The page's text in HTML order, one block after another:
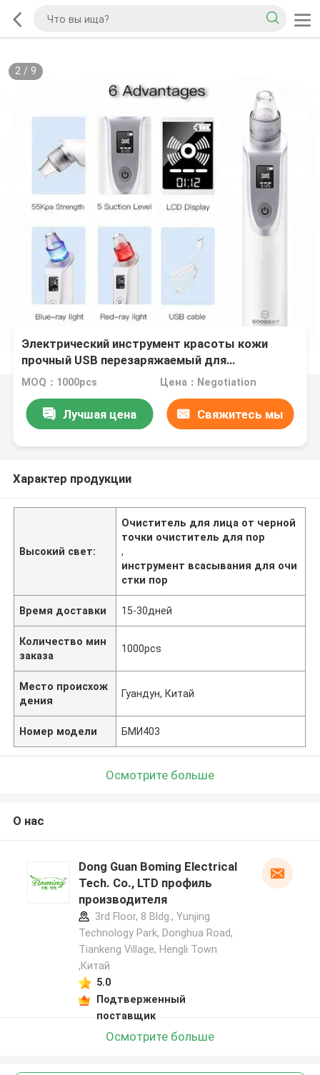
2/ 9
Электрический инструмент красоты кожи
прочный USB перезаряжаемый для
омоложения кожи
MOQ：1000pcs Цена：Negotiation
Лучшая цена Свяжитесь мы
Характер продукции
Высокий свет:
Очиститель для лица от черной
точки очиститель для пор
,
инструмент всасывания для очи
стки пор
Время доставки 15-30дней
Количество мин
заказа
1000pcs
Место происхож
дения
Гуандун, Китай
Номер модели БМИ403
Осмотрите больше
О нас
Dong Guan Boming Electrical
Tech. Co., LTD профиль
производителя
3rd Floor, 8 Bldg., Yunjing
Technology Park, Donghua Road,
Tiankeng Village, Hengli Town
,Китай
5.0
Подтверженный
поставщик
Осмотрите больше